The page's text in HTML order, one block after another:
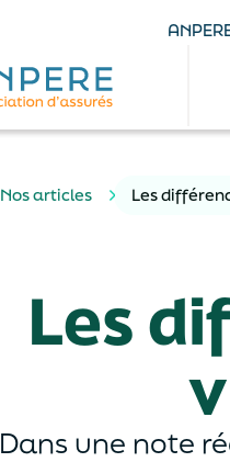
Nos articles Les
Les
Dans une note